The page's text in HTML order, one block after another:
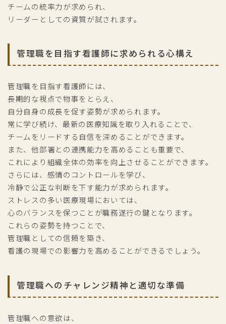
チームの統率力が求められ、
リーダーとしての資質が試されます。
管理職を目指す看護師に求められる心構え
管理職を目指す看護師には、
長期的な視点で物事をとらえ、
自分自身の成長を促す姿勢が求められます。
常に学び続け、最新の医療知識を取り入れることで、
チームをリードする自信を深めることができます。
また、他部署との連携能力を高めることも重要で、
これにより組織全体の効率を向上させることができます。
さらには、感情のコントロールを学び、
冷静で公正な判断を下す能力が求められます。
ストレスの多い医療現場においては、
心のバランスを保つことが職務遂行の鍵となります。
これらの姿勢を持つことで、
管理職としての信頼を築き、
看護の現場での影響力を高めることができるでしょう。
管理職へのチャレンジ精神と適切な準備
管理職への意欲は、